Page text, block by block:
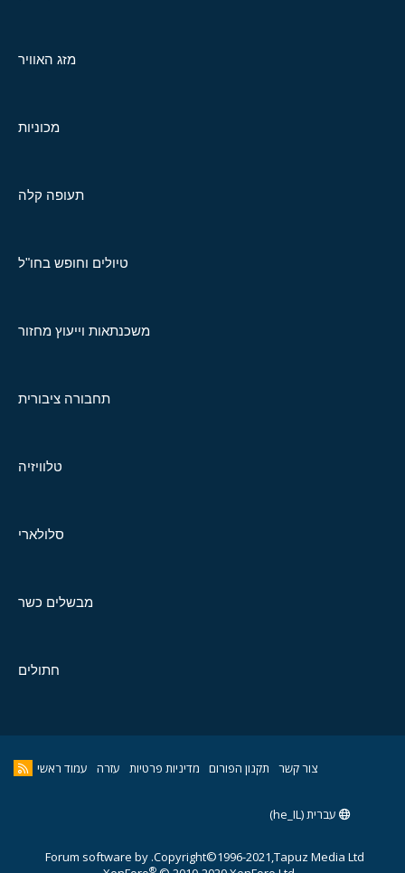
מזג האוויר
מכוניות
תעופה קלה
טיולים וחופש בחו"ל
משכנתאות וייעוץ מחזור
תחבורה ציבורית
טלוויזיה
סלולארי
מבשלים כשר
חתולים
צור קשר תקנון הפורום מדיניות פרטיות עזרה עמוד ראשי
עברית (he_IL)
Copyright©1996-2021,Tapuz Media Ltd.
Forum software by
®